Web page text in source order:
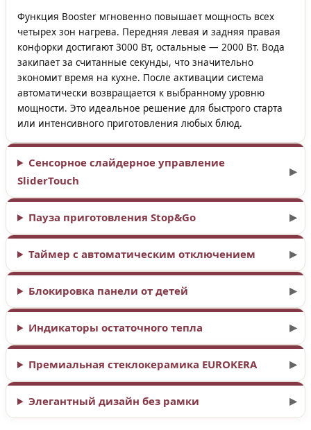
Функция Booster мгновенно повышает мощность всех
четырех зон нагрева. Передняя левая и задняя правая
конфорки достигают 3000 Вт, остальные — 2000 Вт. Вода
закипает за считанные секунды, что значительно
экономит время на кухне. После активации система
автоматически возвращается к выбранному уровню
мощности. Это идеальное решение для быстрого старта
или интенсивного приготовления любых блюд.
Сенсорное слайдерное управление
SliderTouch
Пауза приготовления Stop&Go
Таймер с автоматическим отключением
Блокировка панели от детей
Индикаторы остаточного тепла
Премиальная стеклокерамика EUROKERA
Элегантный дизайн без рамки